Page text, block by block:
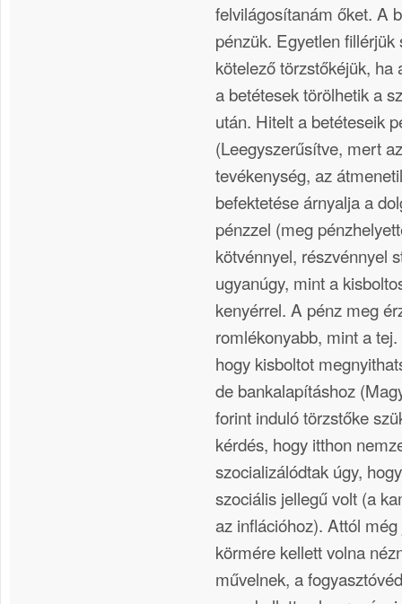
felvilágosítanám őket. A
pénzük. Egyetlen
kötelező törzstőkéjük, ha
a betétesek törölhetik a
után. Hitelt a betéteseik
(Leegyszerűsítve, mert
tevékenység, az
befektetése árnyalja a
pénzzel (meg
kötvénnyel, részvénnyel
ugyanúgy, mint a
kenyérrel. A pénz meg
romlékonyabb, mint a
hogy kisboltot
de bankalapításhoz
forint induló törzstőke
kérdés, hogy itthon
szocializálódtak úgy,
szociális jellegű volt (a
az inflációhoz). Attól
körmére kellett volna
művelnek, a